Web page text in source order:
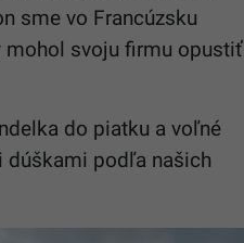
sme vo Francúzsku
mohol svoju firmu opustiť
do piatku a voľné
dúškami podľa našich